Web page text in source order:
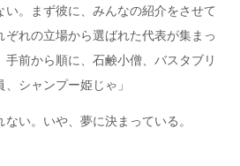
い。まず彼に、みんなの紹介をさせて
ぞれの立場から選ばれた代表が集まっ
前から順に、石鹸小僧、バスタブリ
シャンプー姫じゃ」
い。いや、夢に決まっている。